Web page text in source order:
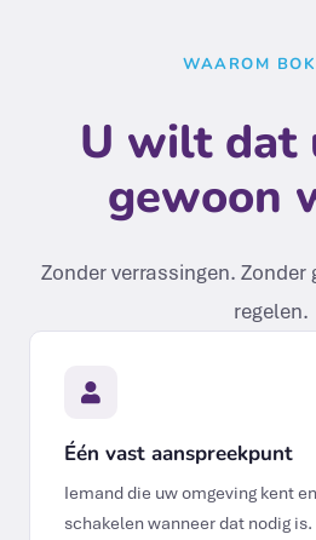
WAAROM
U wilt dat
gewoon
Zonder verrassingen. Zonder
regelen.
Één vast aanspreekpunt
Iemand die uw omgeving kent
schakelen wanneer dat nodig is.